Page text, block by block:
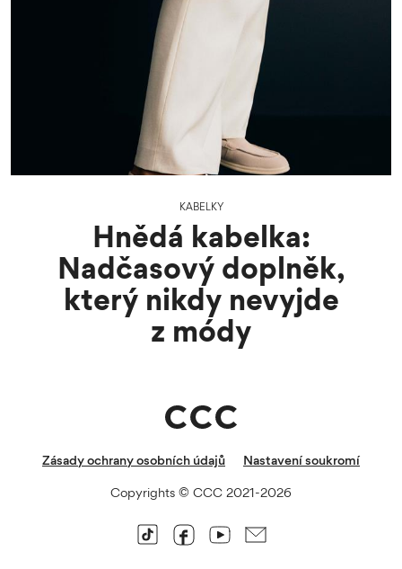
KABELKY
Hnědá kabelka:
Nadčasový doplněk,
který nikdy nevyjde
z módy
Zásady ochrany osobních údajů Nastavení soukromí
Copyrights © CCC 2021-2026